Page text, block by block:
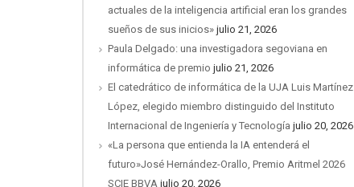
actuales de la inteligencia artificial eran los grandes
sueños de sus inicios» julio 21, 2026
Paula Delgado: una investigadora segoviana en
informática de premio julio 21, 2026
El catedrático de informática de la UJA Luis Martínez
López, elegido miembro distinguido del Instituto
Internacional de Ingeniería y Tecnología julio 20, 2026
«La persona que entienda la IA entenderá el
futuro»José Hernández-Orallo, Premio Aritmel 2026
SCIE BBVA julio 20, 2026